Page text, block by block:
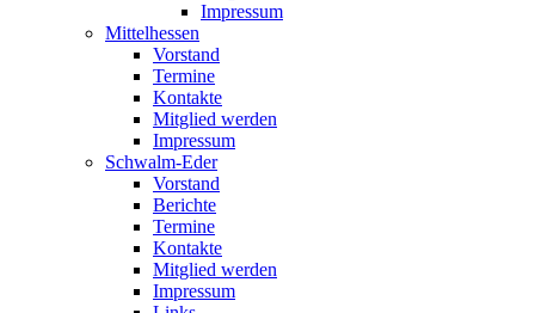
Impressum
Mittelhessen
Vorstand
Termine
Kontakte
Mitglied werden
Impressum
Schwalm-Eder
Vorstand
Berichte
Termine
Kontakte
Mitglied werden
Impressum